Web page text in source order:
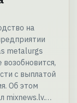
на
metalurgs
с выплатой
Об этом
mixnews.lv.…